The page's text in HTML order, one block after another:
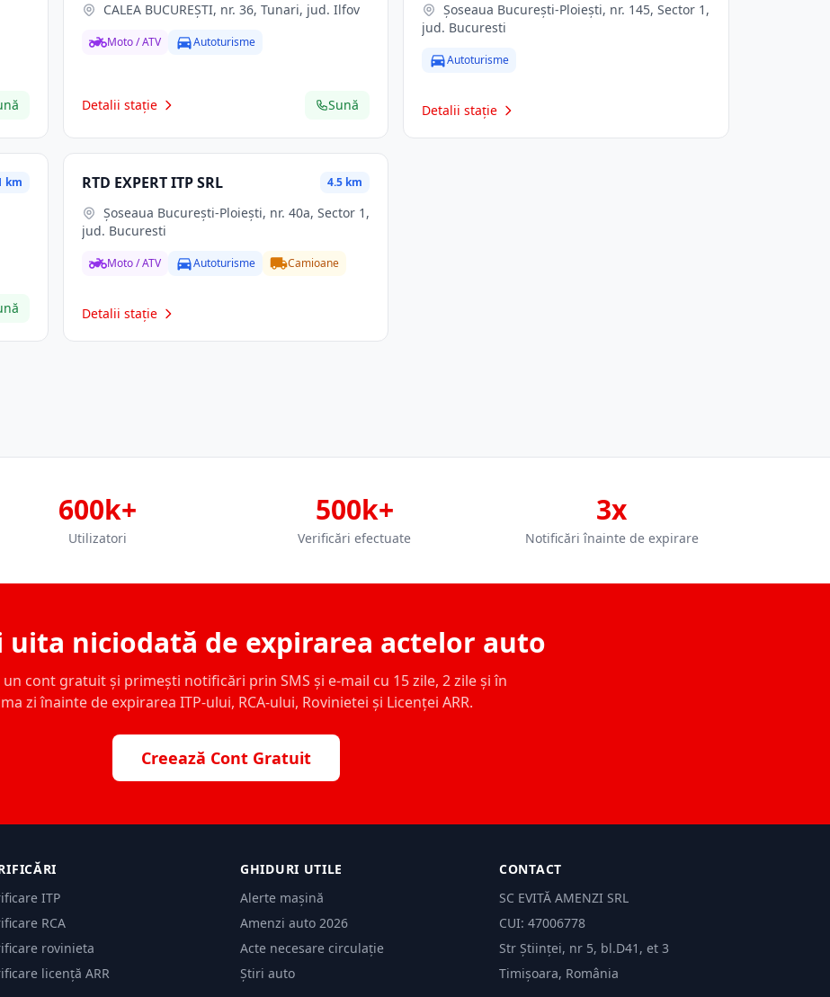
CALEA BUCUREŞTI, nr. 36, Tunari, jud. Ilfov
Moto / ATV Autoturisme
Detalii stație Sună
Șoseaua București-Ploiești, nr. 145, Sector 1,
jud. Bucuresti
Autoturisme
Detalii stație
km RTD EXPERT ITP SRL 4.5 km
jud. Bucuresti
Moto / ATV Autoturisme Camioane
Detalii stație
600k+
Utilizatori
500k+
Verificări efectuate
3x
Notificări înainte de expirare
uita niciodată de expirarea actelor auto
un cont gratuit și primești notificări prin SMS și e-mail cu 15 zile, 2 zile și în
zi înainte de expirarea ITP-ului, RCA-ului, Rovinietei și Licenței ARR.
Creează Cont Gratuit
ITP
RCA
rovinieta
licență ARR
GHIDURI UTILE
Alerte mașină
Amenzi auto 2026
Acte necesare circulație
Știri auto
CONTACT
SC EVITĂ AMENZI SRL
CUI: 47006778
Str Științei, nr 5, bl.D41, et 3
Timișoara, România